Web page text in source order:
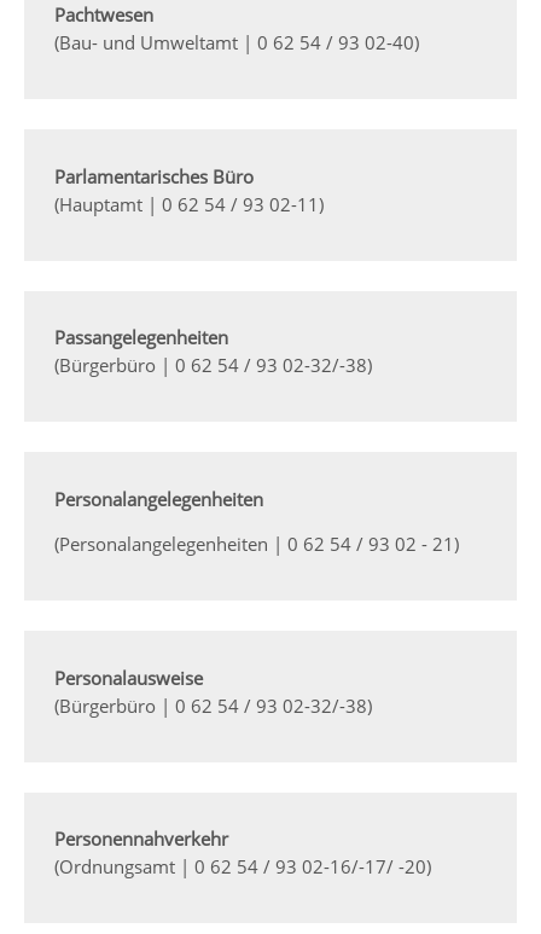
Pachtwesen
(Bau- und Umweltamt | 0 62 54 / 93 02-40)
Parlamentarisches Büro
(Hauptamt | 0 62 54 / 93 02-11)
Passangelegenheiten
(Bürgerbüro | 0 62 54 / 93 02-32/-38)
Personalangelegenheiten
(Personalangelegenheiten | 0 62 54 / 93 02 - 21)
Personalausweise
(Bürgerbüro | 0 62 54 / 93 02-32/-38)
Personennahverkehr
(Ordnungsamt | 0 62 54 / 93 02-16/-17/ -20)